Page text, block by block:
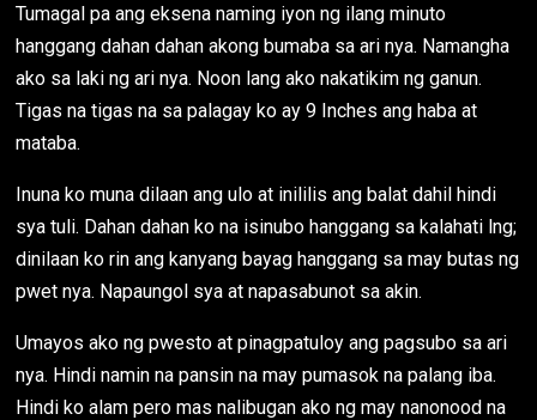
Tumagal pa ang eksena naming iyon ng ilang minuto
hanggang dahan dahan akong bumaba sa ari nya. Namangha
ako sa laki ng ari nya. Noon lang ako nakatikim ng ganun.
Tigas na tigas na sa palagay ko ay 9 Inches ang haba at
mataba.
Inuna ko muna dilaan ang ulo at inililis ang balat dahil hindi
sya tuli. Dahan dahan ko na isinubo hanggang sa kalahati lng;
dinilaan ko rin ang kanyang bayag hanggang sa may butas ng
pwet nya. Napaungol sya at napasabunot sa akin.
Umayos ako ng pwesto at pinagpatuloy ang pagsubo sa ari
nya. Hindi namin na pansin na may pumasok na palang iba.
Hindi ko alam pero mas nalibugan ako ng may nanonood na